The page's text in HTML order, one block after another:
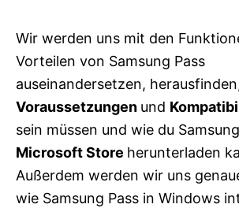
Wir werden uns mit den
Vorteilen von Samsung Pass
auseinandersetzen,
Voraussetzungen und
sein müssen und wie du
Microsoft Store herunterladen
Außerdem werden wir uns
wie Samsung Pass in Windows